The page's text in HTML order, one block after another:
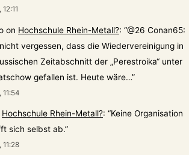
on Hochschule Rhein-Metall?: “@26 Conan65:
vergessen, dass die Wiedervereinigung in
Zeitabschnitt der „Perestroika“ unter
gefallen ist. Heute wäre…”
11:54
Hochschule Rhein-Metall?: “Keine Organisation
sich selbst ab.”
11:28